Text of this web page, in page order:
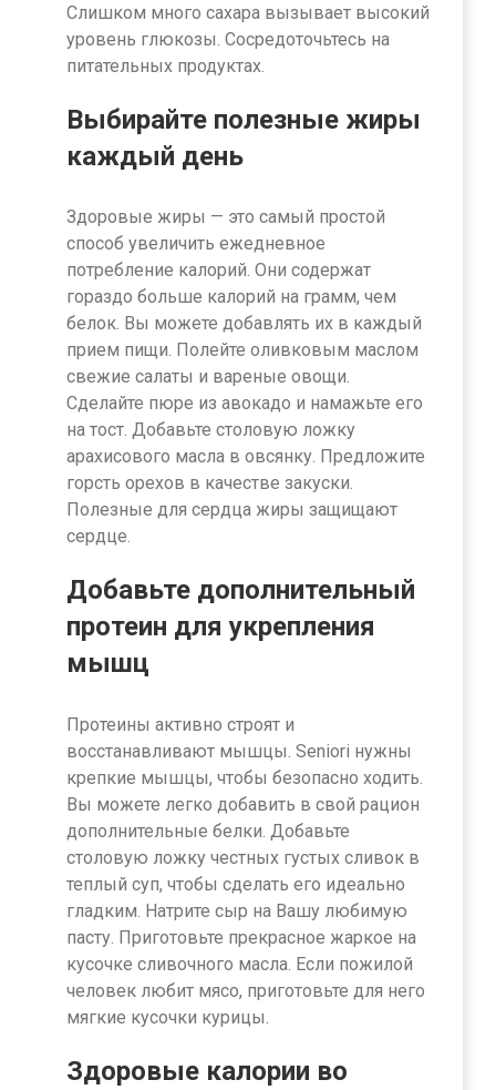
Слишком много сахара вызывает высокий
уровень глюкозы. Сосредоточьтесь на
питательных продуктах.
Выбирайте полезные жиры
каждый день
Здоровые жиры — это самый простой
способ увеличить ежедневное
потребление калорий. Они содержат
гораздо больше калорий на грамм, чем
белок. Вы можете добавлять их в каждый
прием пищи. Полейте оливковым маслом
свежие салаты и вареные овощи.
Сделайте пюре из авокадо и намажьте его
на тост. Добавьте столовую ложку
арахисового масла в овсянку. Предложите
горсть орехов в качестве закуски.
Полезные для сердца жиры защищают
сердце.
Добавьте дополнительный
протеин для укрепления
мышц
Протеины активно строят и
восстанавливают мышцы. Seniori нужны
крепкие мышцы, чтобы безопасно ходить.
Вы можете легко добавить в свой рацион
дополнительные белки. Добавьте
столовую ложку честных густых сливок в
теплый суп, чтобы сделать его идеально
гладким. Натрите сыр на Вашу любимую
пасту. Приготовьте прекрасное жаркое на
кусочке сливочного масла. Если пожилой
человек любит мясо, приготовьте для него
мягкие кусочки курицы.
Здоровые калории во